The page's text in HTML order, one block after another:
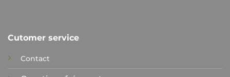
Cutomer service
Contact